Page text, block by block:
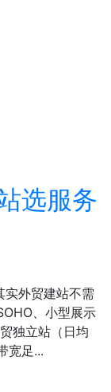
选服务
实外贸建站不需
、小型展示
独立站（日均
宽足...